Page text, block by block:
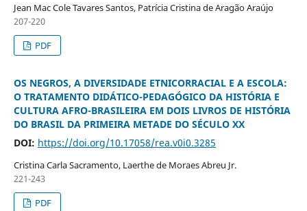
Jean Mac Cole Tavares Santos, Patrícia Cristina de Aragão Araújo
207-220
PDF
OS NEGROS, A DIVERSIDADE ETNICORRACIAL E A ESCOLA:
O TRATAMENTO DIDÁTICO-PEDAGÓGICO DA HISTÓRIA E
CULTURA AFRO-BRASILEIRA EM DOIS LIVROS DE HISTÓRIA
DO BRASIL DA PRIMEIRA METADE DO SÉCULO XX
DOI: https://doi.org/10.17058/rea.v0i0.3285
Cristina Carla Sacramento, Laerthe de Moraes Abreu Jr.
221-243
PDF